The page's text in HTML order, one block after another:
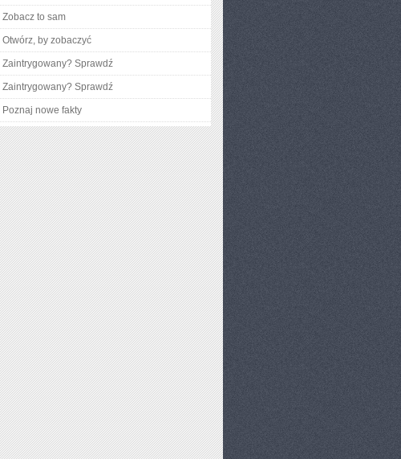
Zobacz to sam
Otwórz, by zobaczyć
Zaintrygowany? Sprawdź
Zaintrygowany? Sprawdź
Poznaj nowe fakty